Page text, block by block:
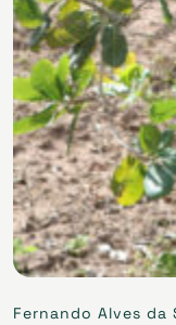
Fernando Alves